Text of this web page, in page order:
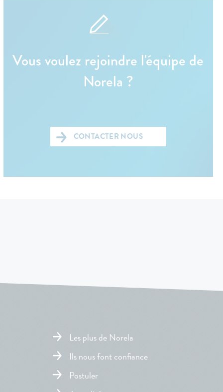
Vous voulez rejoindre l'équipe de
Norela ?
CONTACTER NOUS
Les plus de Norela
Ils nous font confiance
Postuler